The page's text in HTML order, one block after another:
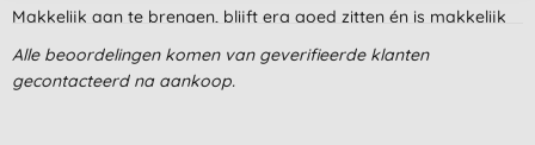
Makkelijk aan te brengen, blijft erg goed zitten én is makkelijk
weer weg te halen.
Alle beoordelingen komen van geverifieerde klanten
gecontacteerd na aankoop.